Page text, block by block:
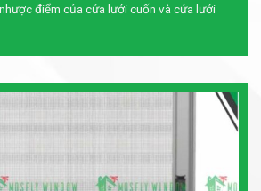
điểm của cửa lưới cuốn và cửa lưới